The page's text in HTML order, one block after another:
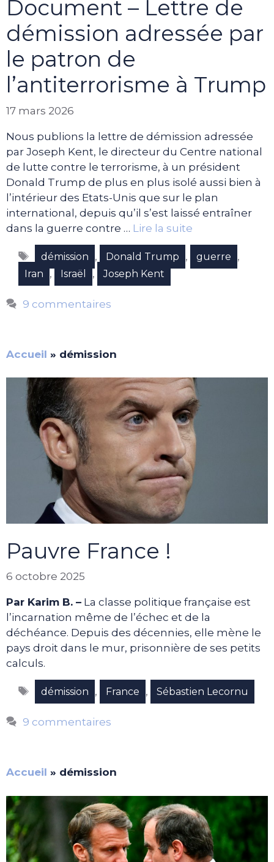
Document – Lettre de
démission adressée par
le patron de
l’antiterrorisme à Trump
17 mars 2026
Nous publions la lettre de démission adressée
par Joseph Kent, le directeur du Centre national
de lutte contre le terrorisme, à un président
Donald Trump de plus en plus isolé aussi bien à
l’intérieur des Etats-Unis que sur le plan
international, depuis qu’il s’est laissé entraîner
dans la guerre contre … Lire la suite
Étiquettes
démission , Donald Trump , guerre ,
Iran , Israël , Joseph Kent
9 commentaires
Accueil » démission
Pauvre France !
6 octobre 2025
Par Karim B. – La classe politique française est
l’incarnation même de l’échec et de la
déchéance. Depuis des décennies, elle mène le
pays droit dans le mur, prisonnière de ses petits
calculs.
Étiquettes
démission , France , Sébastien Lecornu
9 commentaires
Accueil » démission